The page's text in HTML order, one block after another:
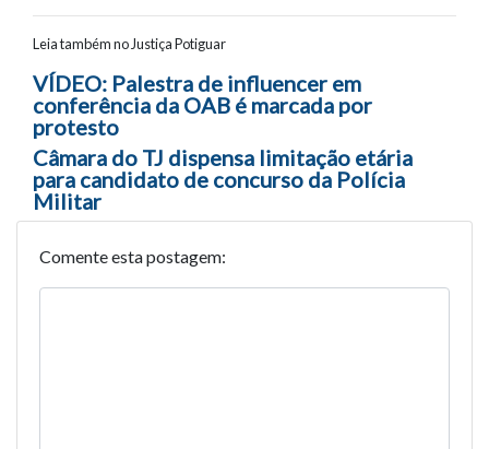
Leia também no Justiça Potiguar
Navegação entre posts
VÍDEO: Palestra de influencer em
conferência da OAB é marcada por
protesto
Câmara do TJ dispensa limitação etária
para candidato de concurso da Polícia
Militar
Comente esta postagem: